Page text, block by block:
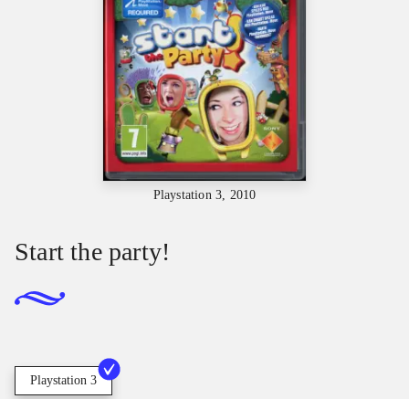
Playstation 3, 2010
Start the party!
Playstation 3